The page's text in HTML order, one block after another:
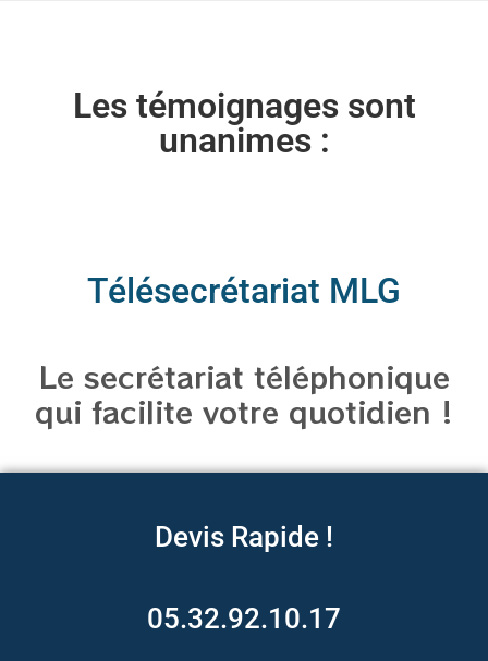
Les témoignages sont
unanimes :
Télésecrétariat MLG
Le secrétariat téléphonique
qui facilite votre quotidien !
Devis Rapide !
05.32.92.10.17